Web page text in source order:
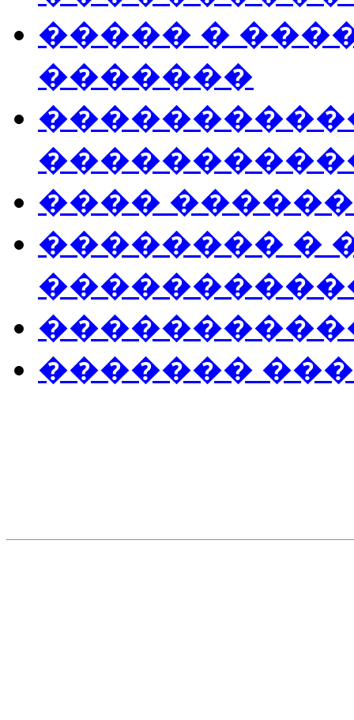
����� �
�������
����
�������� �
�������